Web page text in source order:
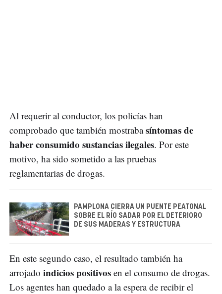
Al requerir al conductor, los policías han
comprobado que también mostrabasíntomas de
haber consumido sustancias ilegales. Por este
motivo, ha sido sometido a las pruebas
reglamentarias de drogas.
PAMPLONA CIERRA UN PUENTE PEATONAL
SOBRE EL RÍO SADAR POR EL DETERIORO
DE SUS MADERAS Y ESTRUCTURA
En este segundo caso, el resultado también ha
arrojado indicios positivos en el consumo de drogas.
Los agentes han quedado a la espera de recibir el